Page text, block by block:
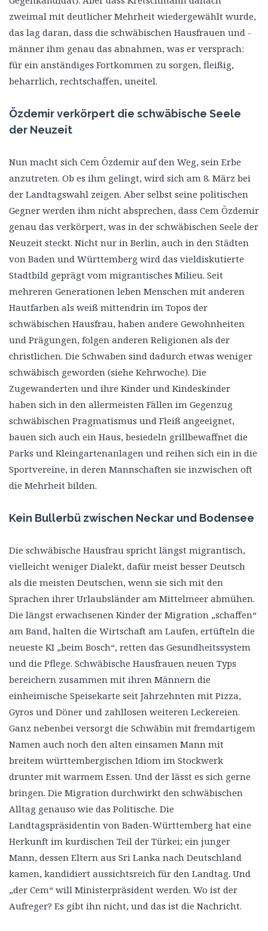
zweimal mit deutlicher Mehrheit wiedergewählt wurde,
das lag daran, dass die schwäbischen Hausfrauen und -
männer ihm genau das abnahmen, was er versprach:
für ein anständiges Fortkommen zu sorgen, fleißig,
beharrlich, rechtschaffen, uneitel.
Özdemir verkörpert die schwäbische Seele
der Neuzeit
Nun macht sich Cem Özdemir auf den Weg, sein Erbe
anzutreten. Ob es ihm gelingt, wird sich am 8. März bei
der Landtagswahl zeigen. Aber selbst seine politischen
Gegner werden ihm nicht absprechen, dass Cem Özdemir
genau das verkörpert, was in der schwäbischen Seele der
Neuzeit steckt. Nicht nur in Berlin, auch in den Städten
von Baden und Württemberg wird das vieldiskutierte
Stadtbild geprägt vom migrantisches Milieu. Seit
mehreren Generationen leben Menschen mit anderen
Hautfarben als weiß mittendrin im Topos der
schwäbischen Hausfrau, haben andere Gewohnheiten
und Prägungen, folgen anderen Religionen als der
christlichen. Die Schwaben sind dadurch etwas weniger
schwäbisch geworden (siehe Kehrwoche). Die
Zugewanderten und ihre Kinder und Kindeskinder
haben sich in den allermeisten Fällen im Gegenzug
schwäbischen Pragmatismus und Fleiß angeeignet,
bauen sich auch ein Haus, besiedeln grillbewaffnet die
Parks und Kleingartenanlagen und reihen sich ein in die
Sportvereine, in deren Mannschaften sie inzwischen oft
die Mehrheit bilden.
Kein Bullerbü zwischen Neckar und Bodensee
Die schwäbische Hausfrau spricht längst migrantisch,
vielleicht weniger Dialekt, dafür meist besser Deutsch
als die meisten Deutschen, wenn sie sich mit den
Sprachen ihrer Urlaubsländer am Mittelmeer abmühen.
Die längst erwachsenen Kinder der Migration „schaffen“
am Band, halten die Wirtschaft am Laufen, ertüfteln die
neueste KI „beim Bosch“, retten das Gesundheitssystem
und die Pflege. Schwäbische Hausfrauen neuen Typs
bereichern zusammen mit ihren Männern die
einheimische Speisekarte seit Jahrzehnten mit Pizza,
Gyros und Döner und zahllosen weiteren Leckereien.
Ganz nebenbei versorgt die Schwäbin mit fremdartigem
Namen auch noch den alten einsamen Mann mit
breitem württembergischen Idiom im Stockwerk
drunter mit warmem Essen. Und der lässt es sich gerne
bringen. Die Migration durchwirkt den schwäbischen
Alltag genauso wie das Politische. Die
Landtagspräsidentin von Baden-Württemberg hat eine
Herkunft im kurdischen Teil der Türkei; ein junger
Mann, dessen Eltern aus Sri Lanka nach Deutschland
kamen, kandidiert aussichtsreich für den Landtag. Und
„der Cem“ will Ministerpräsident werden. Wo ist der
Aufreger? Es gibt ihn nicht, und das ist die Nachricht.